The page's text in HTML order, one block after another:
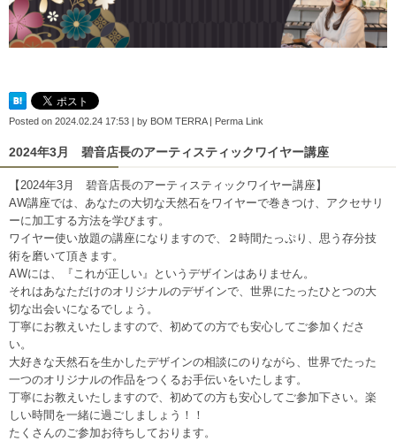
Posted on 2024.02.24 17:53 | by BOM TERRA| Perma Link
2024年3月 碧音店長のアーティスティックワイヤー講座
【2024年3月 碧音店長のアーティスティックワイヤー講座】
AW講座では、あなたの大切な天然石をワイヤーで巻きつけ、アクセサリ
ーに加工する方法を学びます。
ワイヤー使い放題の講座になりますので、２時間たっぷり、思う存分技
術を磨いて頂きます。
AWには、『これが正しい』というデザインはありません。
それはあなただけのオリジナルのデザインで、世界にたったひとつの大
切な出会いになるでしょう。
丁寧にお教えいたしますので、初めての方でも安心してご参加くださ
い。
大好きな天然石を生かしたデザインの相談にのりながら、世界でたった
一つのオリジナルの作品をつくるお手伝いをいたします。
丁寧にお教えいたしますので、初めての方も安心してご参加下さい。楽
しい時間を一緒に過ごしましょう！！
たくさんのご参加お待ちしております。